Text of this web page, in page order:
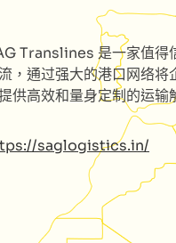
Translines 是一家值得
，通过强大的港口网络将
供高效和量身定制的运输
saglogistics.in/